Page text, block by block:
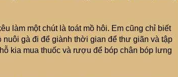
làm một chút là toát mồ hôi. Em cũng chỉ biết
gà đi để giành thời gian để thư giãn và tập
kia mua thuốc và rượu để bóp chân bóp lưng